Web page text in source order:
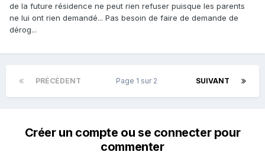
de la future résidence ne peut rien refuser puisque les parents
ne lui ont rien demandé... Pas besoin de faire de demande de
dérog...
PRÉCÉDENT SUIVANT
Page 1 sur 2
Créer un compte ou se connecter pour
commenter